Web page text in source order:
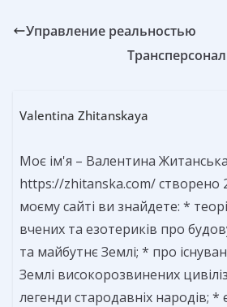
Управление реальностью
Valentina Zhitanskaya
Моє ім'я – Валентина
https://zhitanska.com/ створено
моєму сайті ви знайдете: *
вчених та езотериків про
та майбутнє Землі; * про
Землі високорозвинених
легенди стародавніх народів; *